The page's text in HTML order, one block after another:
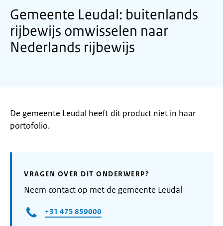
Gemeente Leudal: buitenlands
rijbewijs omwisselen naar
Nederlands rijbewijs
De gemeente Leudal heeft dit product niet in haar
portofolio.
VRAGEN OVER DIT ONDERWERP?
Neem contact op met de gemeente Leudal
+31 475 859000